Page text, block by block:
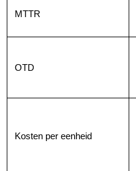
MTTR
OTD
Kosten per eenheid